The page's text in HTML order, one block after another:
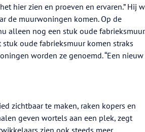
hier zien en proeven en ervaren.” Hij
de muurwoningen komen. Op de
alleen nog een stuk oude
stuk oude fabrieksmuur komen straks
worden ze genoemd. “Een
zichtbaar te maken, raken kopers en
geven wortels aan een plek, zegt
zien ook steeds meer